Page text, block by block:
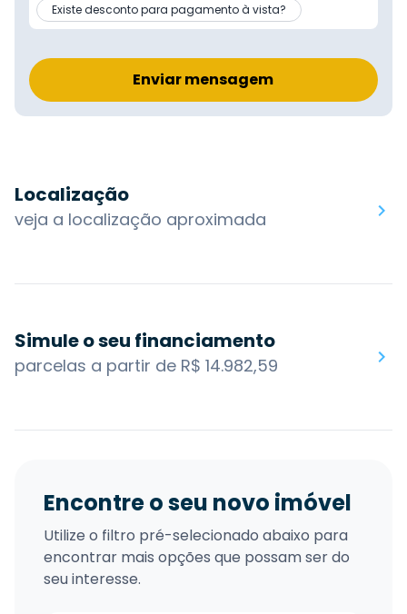
Existe desconto para pagamento à vista?
Enviar mensagem
Localização
veja a localização aproximada
Simule o seu financiamento
parcelas a partir de R$ 14.982,59
Encontre o seu novo imóvel
Utilize o filtro pré-selecionado abaixo para
encontrar mais opções que possam ser do
seu interesse.